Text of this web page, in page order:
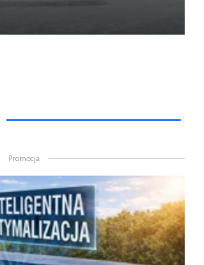
Promocja